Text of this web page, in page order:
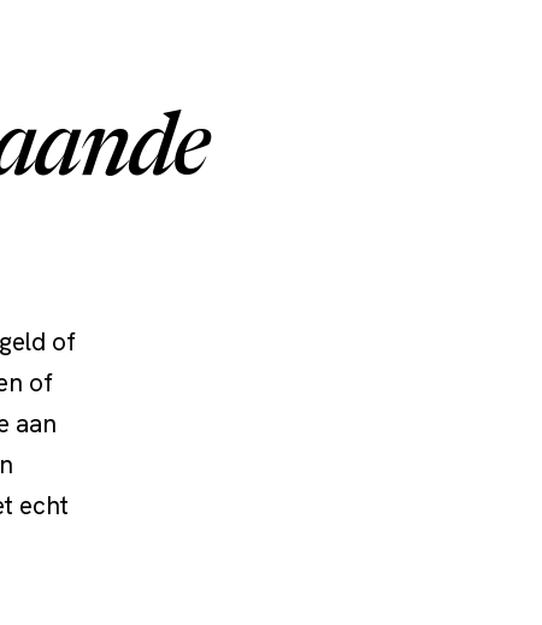
of
of
aan
echt